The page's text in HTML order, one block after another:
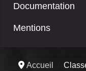
Documentation
Mentions
Accueil